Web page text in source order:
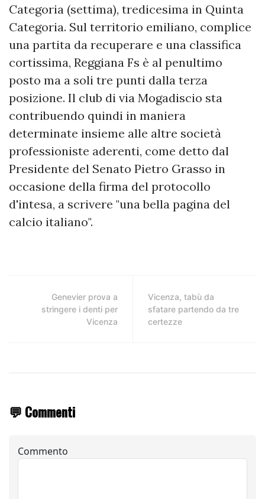
Categoria (settima), tredicesima in Quinta
Categoria. Sul territorio emiliano, complice
una partita da recuperare e una classifica
cortissima, Reggiana Fs è al penultimo
posto ma a soli tre punti dalla terza
posizione. Il club di via Mogadiscio sta
contribuendo quindi in maniera
determinate insieme alle altre società
professioniste aderenti, come detto dal
Presidente del Senato Pietro Grasso in
occasione della firma del protocollo
d'intesa, a scrivere "una bella pagina del
calcio italiano".
Genevier prova a
stringere i denti per
Vicenza
Vicenza, tabù da
sfatare partendo da tre
certezze
💬 Commenti